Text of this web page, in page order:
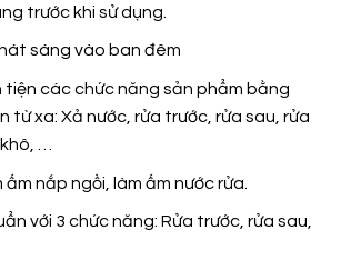
trước khi sử dụng.
sáng vào ban đêm
tiện các chức năng sản phẩm bằng
từ xa: Xả nước, rửa trước, rửa sau, rửa
…
nắp ngồi, làm ấm nước rửa.
với 3 chức năng: Rửa trước, rửa sau,